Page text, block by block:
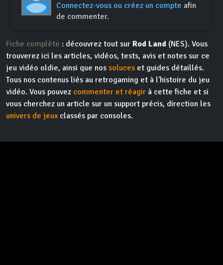
Connectez-vous ou créez un compte afin
de commenter.
Fiche complète : découvrez tout sur Rod Land (NES). Vous
trouverez ici les articles, vidéos, tests, avis et notes sur ce
jeu vidéo oldie, ainsi que nos soluces et guides détaillés.
Tous nos contenus liés au retrogaming et à l'histoire du jeu
vidéo. Vous pouvez commenter et réagir à cette fiche et si
vous cherchez un article sur un support précis, direction les
univers de jeux classés par consoles.